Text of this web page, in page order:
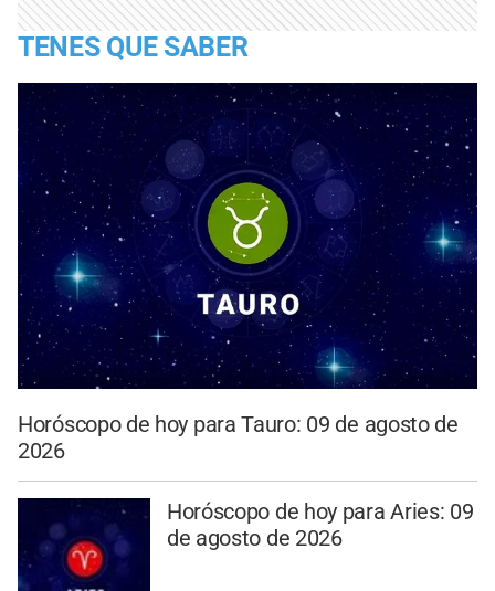
TENES QUE SABER
Horóscopo de hoy para Tauro: 09 de agosto de
2026
Horóscopo de hoy para Aries: 09
de agosto de 2026